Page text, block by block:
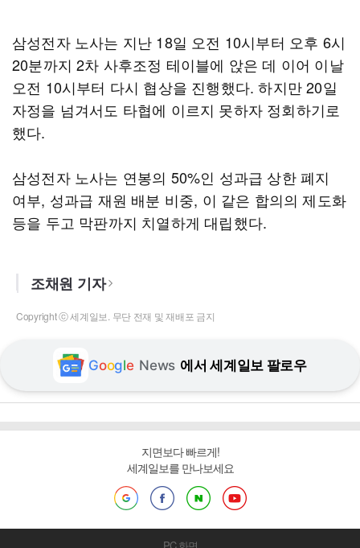
삼성전자 노사는 지난 18일 오전 10시부터 오후 6시
20분까지 2차 사후조정 테이블에 앉은 데 이어 이날
오전 10시부터 다시 협상을 진행했다. 하지만 20일
자정을 넘겨서도 타협에 이르지 못하자 정회하기로
했다.
삼성전자 노사는 연봉의 50%인 성과급 상한 폐지
여부, 성과급 재원 배분 비중, 이 같은 합의의 제도화
등을 두고 막판까지 치열하게 대립했다.
조채원 기자
Copyright ⓒ 세계일보. 무단 전재 및 재배포 금지
Google News 에서 세계일보 팔로우
지면보다 빠르게!
세계일보를 만나보세요